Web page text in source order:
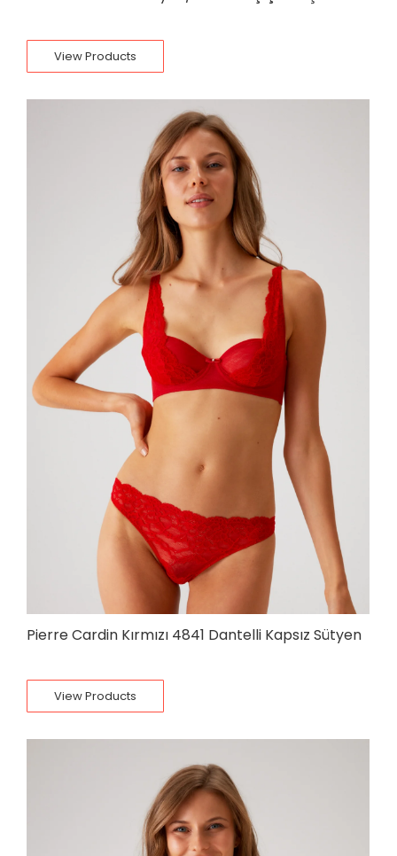
View Products
Pierre Cardin Kırmızı 4841 Dantelli Kapsız Sütyen
View Products